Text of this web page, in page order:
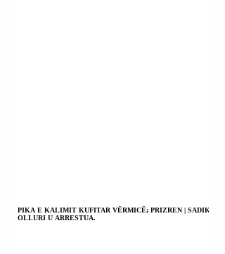
PIKA E KALIMIT KUFITAR VËRMICË; PRIZREN | SADIK
OLLURI U ARRESTUA.